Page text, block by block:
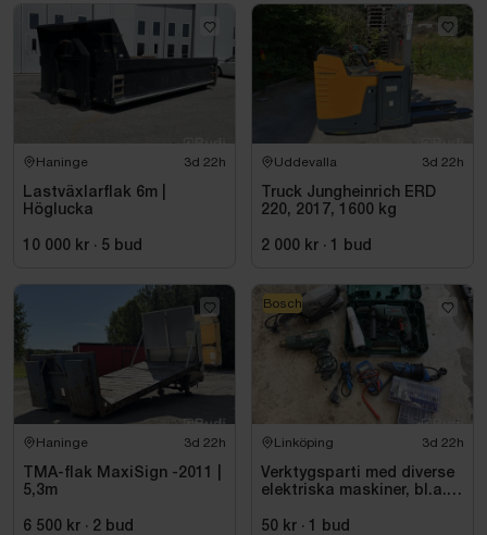
Haninge 3d 22h
Lastväxlarflak 6m |
Höglucka
10 000 kr · 5 bud
Uddevalla 3d 22h
Truck Jungheinrich ERD
220, 2017, 1600 kg
2 000 kr · 1 bud
Haninge 3d 22h
TMA-flak MaxiSign -2011 |
5,3m
6 500 kr · 2 bud
Linköping 3d 22h
Verktygsparti med diverse
elektriska maskiner, bl.a.
50 kr · 1 bud
Bosch